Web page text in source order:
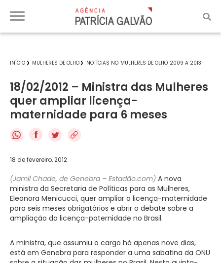
INÍCIO MULHERES DE OLHO NOTÍCIAS NO 'MULHERES DE OLHO' 2009 A 2013
18/02/2012 – Ministra das Mulheres
quer ampliar licença-
maternidade para 6 meses
f
18 de fevereiro, 2012
(Jamil Chade, de Genebra – Estadão.com) A nova
ministra da Secretaria de Políticas para as Mulheres,
Eleonora Menicucci, quer ampliar a licença-maternidade
para seis meses obrigatórios e abrir o debate sobre a
ampliação da licença-paternidade no Brasil.
A ministra, que assumiu o cargo há apenas nove dias,
está em Genebra para responder a uma sabatina da ONU